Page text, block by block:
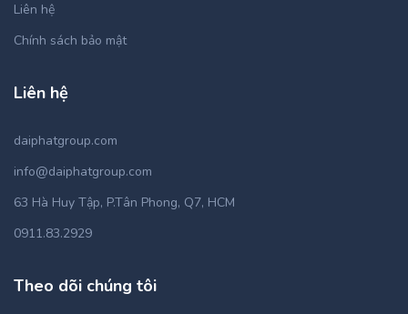
Liên hệ
Chính sách bảo mật
Liên hệ
daiphatgroup.com
info@daiphatgroup.com
63 Hà Huy Tập, P.Tân Phong, Q7, HCM
0911.83.2929
Theo dõi chúng tôi